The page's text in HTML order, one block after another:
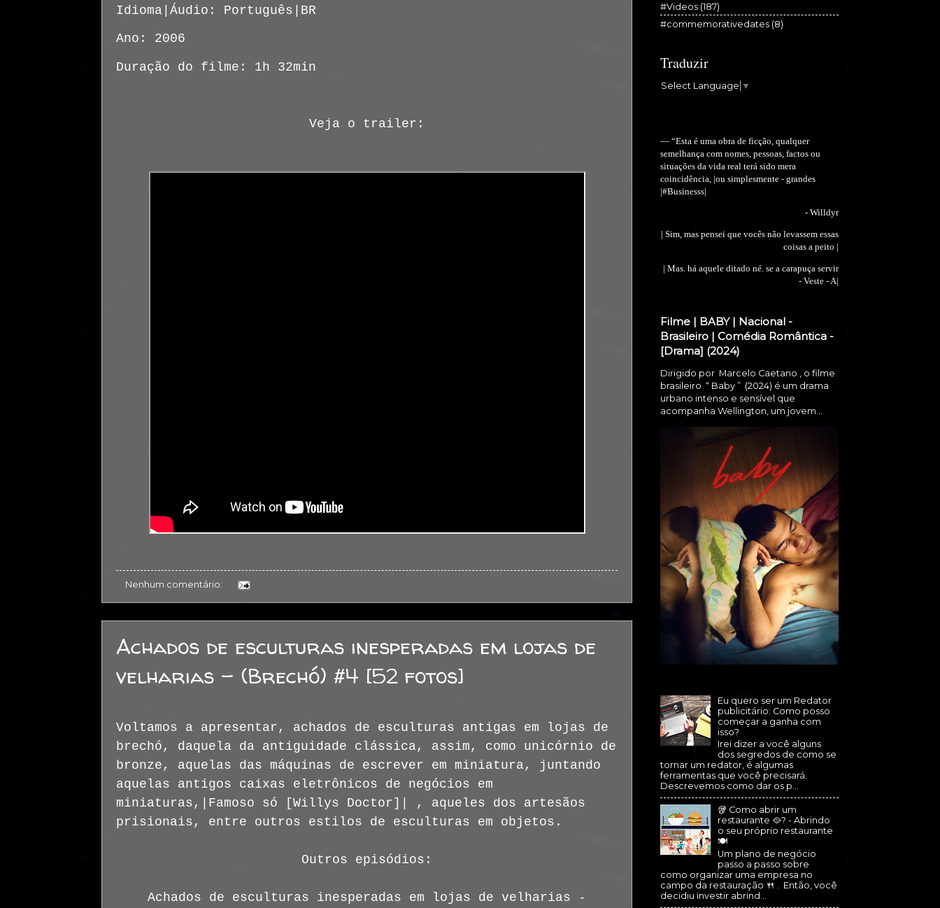
Idioma|Áudio: Português|BR
Ano: 2006
Duração do filme: 1h 32min
Veja o trailer:
Nenhum comentário:
Achados de esculturas inesperadas em lojas de
velharias - (Brechó) #4 [52 fotos]
Voltamos a apresentar, achados de esculturas antigas em lojas de
brechó, daquela da antiguidade clássica, assim, como unicórnio de
bronze, aquelas das máquinas de escrever em miniatura, juntando
aquelas antigos caixas eletrônicos de negócios em
miniaturas,|Famoso só [Willys Doctor]| , aqueles dos artesãos
prisionais, entre outros estilos de esculturas em objetos.
Outros episódios:
Achados de esculturas inesperadas em lojas de velharias -
#Videos (187)
#commemorativedates (8)
Traduzir
Select Language ▼
— “Esta é uma obra de ficção, qualquer
semelhança com nomes, pessoas, factos ou
situações da vida real terá sido mera
coincidência, |ou simplesmente - grandes
|#Businesss|
- Willdyr
| Sim, mas pensei que vocês não levassem essas
coisas a peito |
| Mas. há aquele ditado né. se a carapuça servir
- Veste - A|
Filme | BABY | Nacional -
Brasileiro | Comédia Romântica -
[Drama] (2024)
Dirigido por Marcelo Caetano , o filme
brasileiro “ Baby ” (2024) é um drama
urbano intenso e sensível que
acompanha Wellington, um jovem...
Eu quero ser um Redator
publicitário: Como posso
começar a ganha com
isso?
Irei dizer a você alguns
dos segredos de como se
tornar um redator, é algumas
ferramentas que você precisará.
Descrevemos como dar os p...
🥡 Como abrir um
restaurante 🥘? - Abrindo
o seu próprio restaurante
🍽
Um plano de negócio
passo a passo sobre
como organizar uma empresa no
campo da restauração 🍴 . Então, você
decidiu investir abrind...